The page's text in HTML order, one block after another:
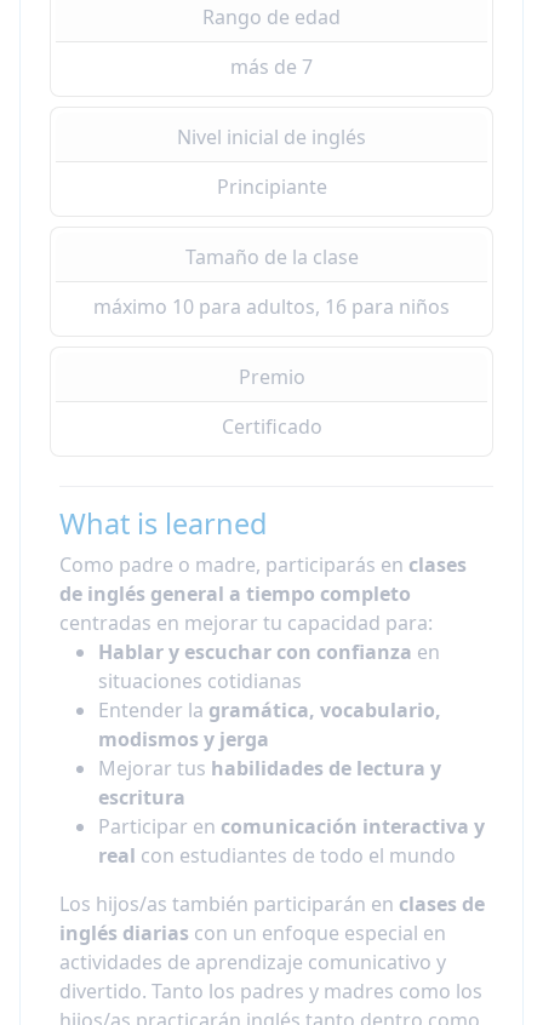
Rango de edad
más de 7
Nivel inicial de inglés
Principiante
Tamaño de la clase
máximo 10 para adultos, 16 para niños
Premio
Certificado
What is learned
Como padre o madre, participarás en clases
de inglés general a tiempo completo
centradas en mejorar tu capacidad para:
Hablar y escuchar con confianza en
situaciones cotidianas
Entender la gramática, vocabulario,
modismos y jerga
Mejorar tus habilidades de lectura y
escritura
Participar en comunicación interactiva y
real con estudiantes de todo el mundo
Los hijos/as también participarán en clases de
inglés diarias con un enfoque especial en
actividades de aprendizaje comunicativo y
divertido. Tanto los padres y madres como los
hijos/as practicarán inglés tanto dentro como